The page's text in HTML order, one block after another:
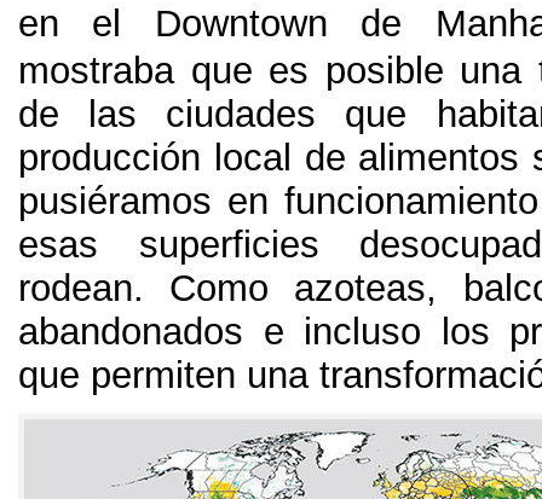
en el Downtown de
mostraba que es posible una
de las ciudades que
producción local de alimentos
pusiéramos en
esas superficies
rodean. Como azoteas,
abandonados e incluso los
que permiten una